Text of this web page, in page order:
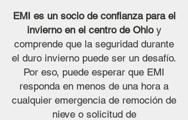
EMI es un socio de confianza para el
invierno en el centro de Ohioy
comprende que la seguridad durante
el duro invierno puede ser un desafío.
Por eso, puede esperar que EMI
responda en menos de una hora a
cualquier emergencia de remoción de
nieve o solicitud de